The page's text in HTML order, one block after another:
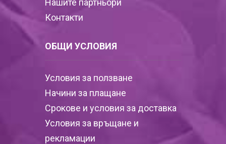
Нашите партньори
Контакти
ОБЩИ УСЛОВИЯ
Условия за ползване
Начини за плащане
Срокове и условия за доставка
Условия за връщане и
рекламации